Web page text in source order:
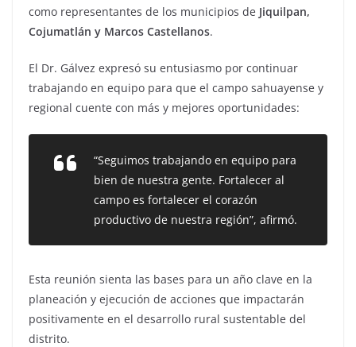
como representantes de los municipios de Jiquilpan,
Cojumatlán y Marcos Castellanos.
El Dr. Gálvez expresó su entusiasmo por continuar
trabajando en equipo para que el campo sahuayense y
regional cuente con más y mejores oportunidades:
“Seguimos trabajando en equipo para
bien de nuestra gente. Fortalecer al
campo es fortalecer el corazón
productivo de nuestra región”, afirmó.
Esta reunión sienta las bases para un año clave en la
planeación y ejecución de acciones que impactarán
positivamente en el desarrollo rural sustentable del
distrito.